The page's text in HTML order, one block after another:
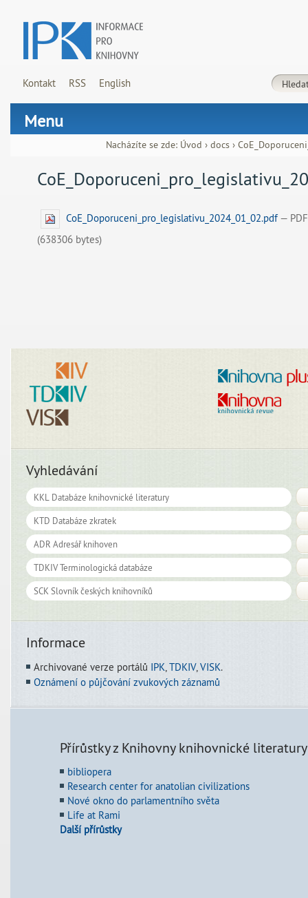
Kontakt RSS English
Menu
Nacházíte se zde: Úvod › docs ›
CoE_Doporuceni_pro_legislativu_2024_01_02.pdf—
(638306 bytes)
Vyhledávání
Informace
Archivované verze portálů IPK,TDKIV,VISK.
Oznámení o půjčování zvukových záznamů
Přírůstky z Knihovny knihovnické literatury
bibliopera
Research center for anatolian civilizations
Nové okno do parlamentního světa
Life at Rami
Další přírůstky